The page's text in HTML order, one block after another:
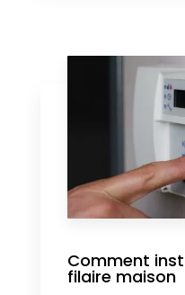
Comment
filaire maison